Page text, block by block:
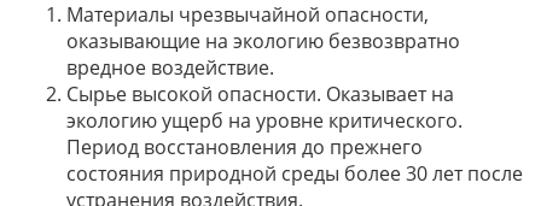
Материалы чрезвычайной опасности,
оказывающие на экологию безвозвратно
вредное воздействие.
Сырье высокой опасности. Оказывает на
экологию ущерб на уровне критического.
Период восстановления до прежнего
состояния природной среды более 30 лет после
устранения воздействия.